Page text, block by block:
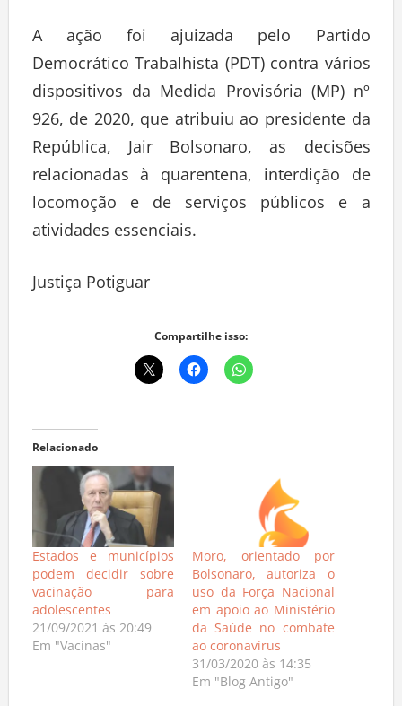
A ação foi ajuizada pelo Partido
Democrático Trabalhista (PDT) contra vários
dispositivos da Medida Provisória (MP) nº
926, de 2020, que atribuiu ao presidente da
República, Jair Bolsonaro, as decisões
relacionadas à quarentena, interdição de
locomoção e de serviços públicos e a
atividades essenciais.
Justiça Potiguar
Compartilhe isso:
Relacionado
Estados e municípios
podem decidir sobre
vacinação para
adolescentes
21/09/2021 às 20:49
Em "Vacinas"
Moro, orientado por
Bolsonaro, autoriza o
uso da Força Nacional
em apoio ao Ministério
da Saúde no combate
ao coronavírus
31/03/2020 às 14:35
Em "Blog Antigo"